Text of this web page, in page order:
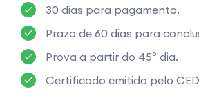
30 dias para pagamento.
Prazo de 60 dias para
Prova a partir do 45º dia.
Certificado emitido pelo